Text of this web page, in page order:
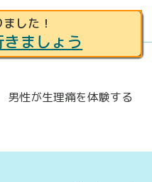
した！
ましょう
性が生理痛を体験する